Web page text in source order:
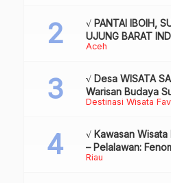
Aceh
√ PANTAI IBOIH,
UJUNG BARAT
Destinasi Wisata
√ Desa WISATA
Warisan Budaya
Lombok
Riau
√ Kawasan
– Pelalawan:
Tengah Sungai